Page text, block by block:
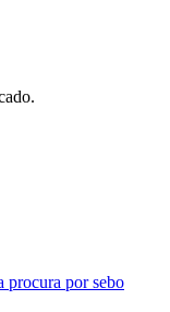
procura por sebo